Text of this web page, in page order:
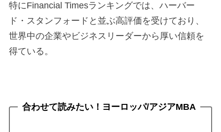
特にFinancial Timesランキングでは、ハーバー
ド・スタンフォードと並ぶ高評価を受けており、
世界中の企業やビジネスリーダーから厚い信頼を
得ている。
合わせて読みたい！ヨーロッパ/アジアMBA